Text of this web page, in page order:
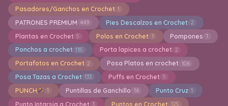
Pasadores/Ganchos en Crochet 1
PATRONES PREMIUM 449 Pies Descalzos en Crochet 2
Plantas en Crochet 5 Polos en Crochet 1 Pompones 1
Ponchos a crochet 135 Porta lapices a crochet 2
Portafotos en Crochet 2 Posa Platos en crochet 106
Posa Tazas a Crochet 133 Puffs en Crochet 5
PUNCH 1 Puntillas de Ganchillo 16 Punto Cruz 1
Punto Intarsia a Crochet 3 Puntos en Crochet 125